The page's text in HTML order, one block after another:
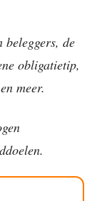
beleggers, de
obligatietip,
meer.